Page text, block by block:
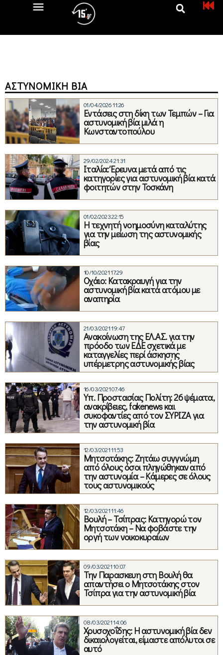
ΑΣΤΥΝΟΜΙΚΉ ΒΊΑ
01/04/2026 11:26
Εντάσεις στη δίκη των Τεμπών – Για
αστυνομική βία μιλά η
Κωνσταντοπούλου
29/02/2024 21:31
Ιταλία: Έρευνα μετά από τις
κατηγορίες για αστυνομική βία κατά
φοιτητών στην Τοσκάνη
01/02/2023 22:15
Η τεχνητή νοημοσύνη καταλύτης
για την μείωση της αστυνομικής
βίας
10/10/2021 17:29
Οχάιο: Κατακραυγή για την
αστυνομική βία κατά ατόμου με
αναπηρία
21/03/2021 19:47
Ανακοίνωση της ΕΛ.ΑΣ. για την
πρόοδο των ΕΔΕ σχετικά με
καταγγελίες περί άσκησης
υπέρμετρης αστυνομικής βίας
16/03/2021 07:46
Yπ. Προστασίας Πολίτη: 26 ψέματα,
ανακρίβειες, fakenews και
συκοφαντίες από τον ΣΥΡΙΖΑ για
την αστυνομική βία
12/03/2021 11:53
Μητσοτάκης: Ζητάω συγγνώμη
από όλους όσοι πληγώθηκαν από
την αστυνομία – Κάμερες σε όλους
τους αστυνομικούς
12/03/2021 11:46
Βουλή – Τσίπρας: Κατηγορώ τον
Μητσοτάκη – Να φοβάστε την
οργή των νοικοκυραίων
09/03/2021 10:07
Την Παρασκευη στη Βουλή θα
απαντήσει ο Μητσοτάκης στον
Τσίπρα για την αστυνομική βία
08/03/2021 14:06
Χρυσοχοΐδης: Η αστυνομική βία δεν
δικαιολογείται, είμαστε απόλυτοι σε
αυτό